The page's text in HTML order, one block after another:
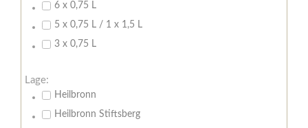
6 x 0,75 L
5 x 0,75 L / 1 x 1,5 L
3 x 0,75 L
Lage:
Heilbronn
Heilbronn Stiftsberg